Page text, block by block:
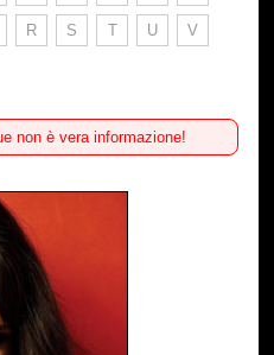
R S T U V
non è vera informazione!